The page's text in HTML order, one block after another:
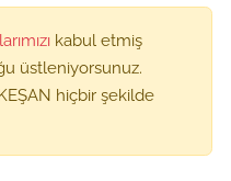
kabul etmiş
üstleniyorsunuz.
hiçbir şekilde